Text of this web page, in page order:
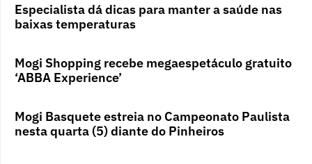
Especialista dá dicas para manter a saúde nas
baixas temperaturas
Mogi Shopping recebe megaespetáculo gratuito
‘ABBA Experience’
Mogi Basquete estreia no Campeonato Paulista
nesta quarta (5) diante do Pinheiros